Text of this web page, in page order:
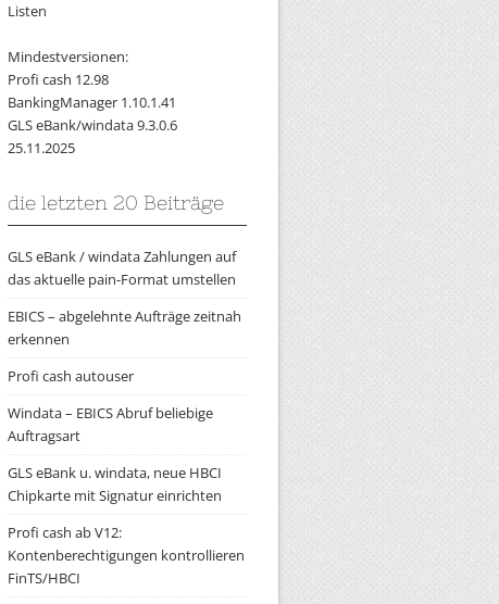
Listen
Mindestversionen:
Profi cash 12.98
BankingManager 1.10.1.41
GLS eBank/windata 9.3.0.6
25.11.2025
die letzten 20 Beiträge
GLS eBank / windata Zahlungen auf
das aktuelle pain-Format umstellen
EBICS – abgelehnte Aufträge zeitnah
erkennen
Profi cash autouser
Windata – EBICS Abruf beliebige
Auftragsart
GLS eBank u. windata, neue HBCI
Chipkarte mit Signatur einrichten
Profi cash ab V12:
Kontenberechtigungen kontrollieren
FinTS/HBCI